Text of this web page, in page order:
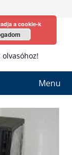
Menu
a cookie-k